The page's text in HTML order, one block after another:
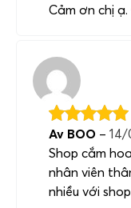
Cảm ơn chị
Av BOO – 14/
Shop cắm
nhân viên
nhiều với